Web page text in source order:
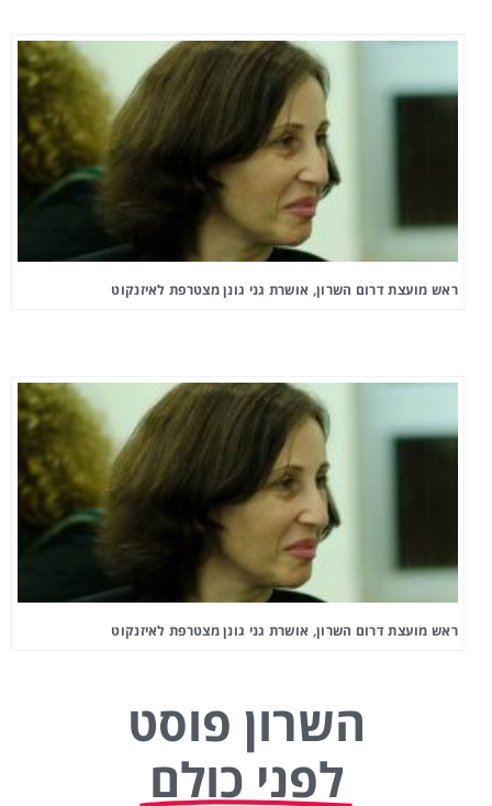
ראש מועצת דרום השרון, אושרת גני גונן מצטרפת לאיזנקוט
ראש מועצת דרום השרון, אושרת גני גונן מצטרפת לאיזנקוט
השרון פוסט
לפני כולם